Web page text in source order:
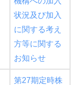
状況及び加入
に関する考え
方等に関する
お知らせ
第27期定時株